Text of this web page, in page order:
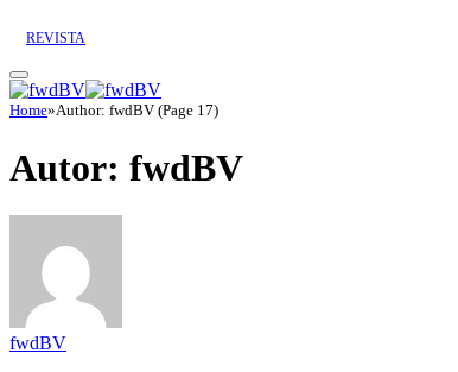
REVISTA
Home»Author: fwdBV (Page 17)
Autor: fwdBV
fwdBV